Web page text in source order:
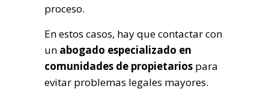
proceso.
En estos casos, hay que contactar con
un abogado especializado en
comunidades de propietarios para
evitar problemas legales mayores.